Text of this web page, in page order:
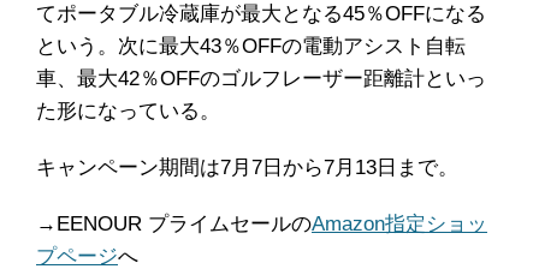
てポータブル冷蔵庫が最大となる45％OFFになる
という。次に最大43％OFFの電動アシスト自転
車、最大42％OFFのゴルフレーザー距離計といっ
た形になっている。
キャンペーン期間は7月7日から7月13日まで。
→EENOUR プライムセールのAmazon指定ショッ
プページへ